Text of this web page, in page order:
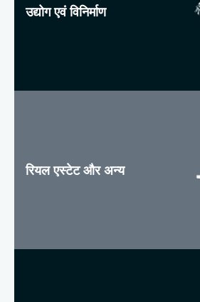
उद्योग एवं विनिर्माण
रियल एस्टेट और अन्य